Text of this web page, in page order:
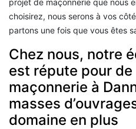
choisirez, nous serons à vos
partons une fois que vous êtes
Chez nous, notre
est répute pour
maçonnerie à
masses
domaine en plus